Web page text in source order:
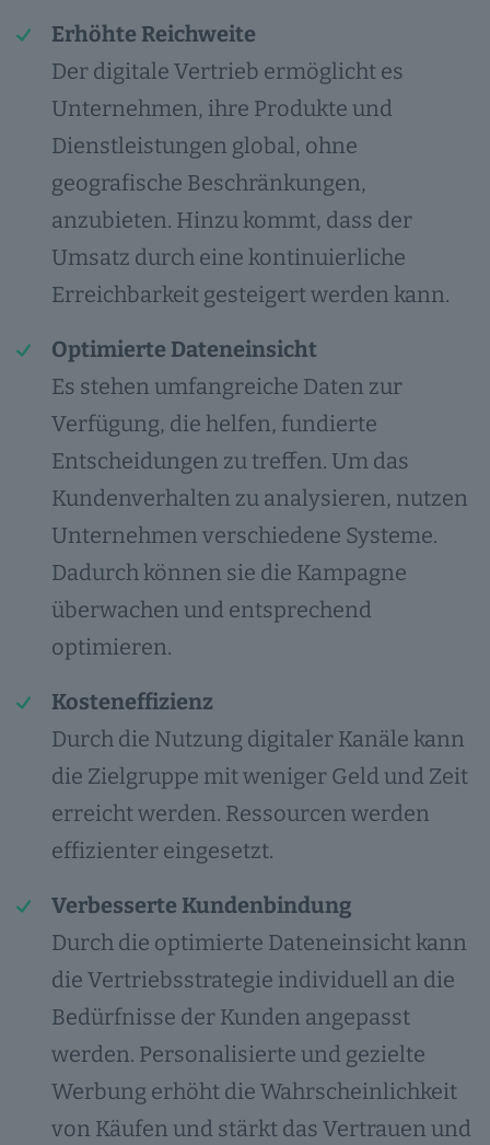
Erhöhte Reichweite
Der digitale Vertrieb ermöglicht es
Unternehmen, ihre Produkte und
Dienstleistungen global, ohne
geografische Beschränkungen,
anzubieten. Hinzu kommt, dass der
Umsatz durch eine kontinuierliche
Erreichbarkeit gesteigert werden kann.
Optimierte Dateneinsicht
Es stehen umfangreiche Daten zur
Verfügung, die helfen, fundierte
Entscheidungen zu treffen. Um das
Kundenverhalten zu analysieren, nutzen
Unternehmen verschiedene Systeme.
Dadurch können sie die Kampagne
überwachen und entsprechend
optimieren.
Kosteneffizienz
Durch die Nutzung digitaler Kanäle kann
die Zielgruppe mit weniger Geld und Zeit
erreicht werden. Ressourcen werden
effizienter eingesetzt.
Verbesserte Kundenbindung
Durch die optimierte Dateneinsicht kann
die Vertriebsstrategie individuell an die
Bedürfnisse der Kunden angepasst
werden. Personalisierte und gezielte
Werbung erhöht die Wahrscheinlichkeit
von Käufen und stärkt das Vertrauen und